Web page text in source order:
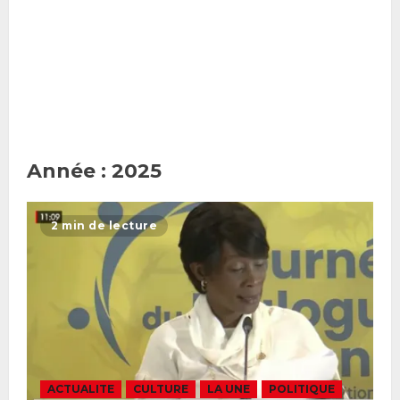
Année : 2025
2 min de lecture
ACTUALITE CULTURE LA UNE
POLITIQUE